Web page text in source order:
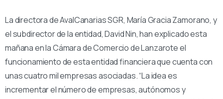
La directora de AvalCanarias SGR, María Gracia Zamorano, y
el subdirector de la entidad, David Nin, han explicado esta
mañana en la Cámara de Comercio de Lanzarote el
funcionamiento de esta entidad financiera que cuenta con
unas cuatro mil empresas asociadas. “La idea es
incrementar el número de empresas, autónomos y